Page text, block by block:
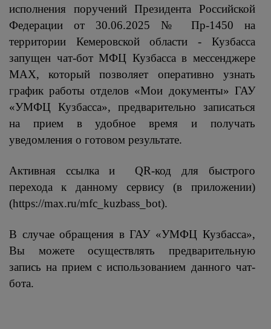
исполнения поручений Президента Российской
Федерации от 30.06.2025 № Пр-1450 на
территории Кемеровской области - Кузбасса
запущен чат-бот МФЦ Кузбасса в мессенджере
МАХ, который позволяет оперативно узнать
график работы отделов «Мои документы» ГАУ
«УМФЦ Кузбасса», предварительно записаться
на прием в удобное время и получать
уведомления о готовом результате.
Активная ссылка и QR-код для быстрого
перехода к данному сервису (в приложении)
(https://max.ru/mfc_kuzbass_bot).
В случае обращения в ГАУ «УМФЦ Кузбасса»,
Вы можете осуществлять предварительную
запись на прием с использованием данного чат-
бота.